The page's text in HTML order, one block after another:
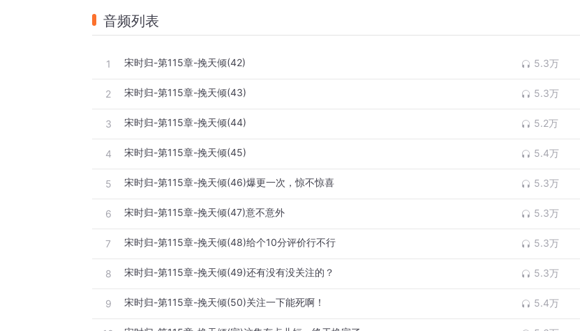
音频列表
1 宋时归-第115章-挽天倾(42) 5.3万
2 宋时归-第115章-挽天倾(43) 5.3万
3 宋时归-第115章-挽天倾(44) 5.2万
4 宋时归-第115章-挽天倾(45) 5.4万
5 宋时归-第115章-挽天倾(46)爆更一次，惊不惊喜 5.3万
6 宋时归-第115章-挽天倾(47)意不意外 5.3万
7 宋时归-第115章-挽天倾(48)给个10分评价行不行 5.3万
8 宋时归-第115章-挽天倾(49)还有没有没关注的？ 5.3万
9 宋时归-第115章-挽天倾(50)关注一下能死啊！ 5.4万